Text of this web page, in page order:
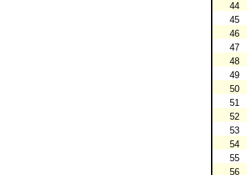
44
45
46
47
48
49
50
51
52
53
54
55
56